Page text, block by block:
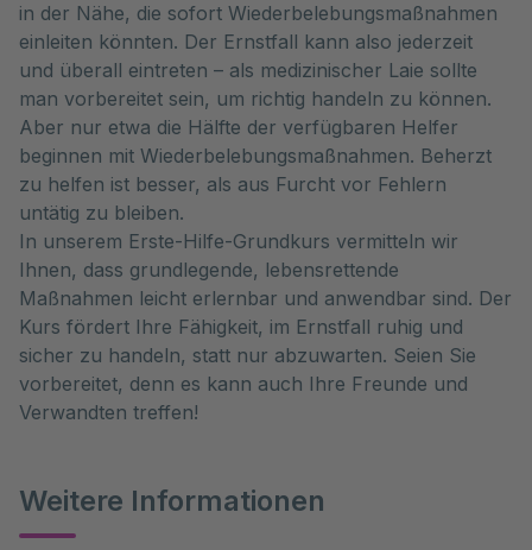
in der Nähe, die sofort Wiederbelebungsmaßnahmen
einleiten könnten. Der Ernstfall kann also jederzeit
und überall eintreten – als medizinischer Laie sollte
man vorbereitet sein, um richtig handeln zu können.
Aber nur etwa die Hälfte der verfügbaren Helfer
beginnen mit Wiederbelebungsmaßnahmen. Beherzt
zu helfen ist besser, als aus Furcht vor Fehlern
untätig zu bleiben.
In unserem Erste-Hilfe-Grundkurs vermitteln wir
Ihnen, dass grundlegende, lebensrettende
Maßnahmen leicht erlernbar und anwendbar sind. Der
Kurs fördert Ihre Fähigkeit, im Ernstfall ruhig und
sicher zu handeln, statt nur abzuwarten. Seien Sie
vorbereitet, denn es kann auch Ihre Freunde und
Verwandten treffen!
Weitere Informationen